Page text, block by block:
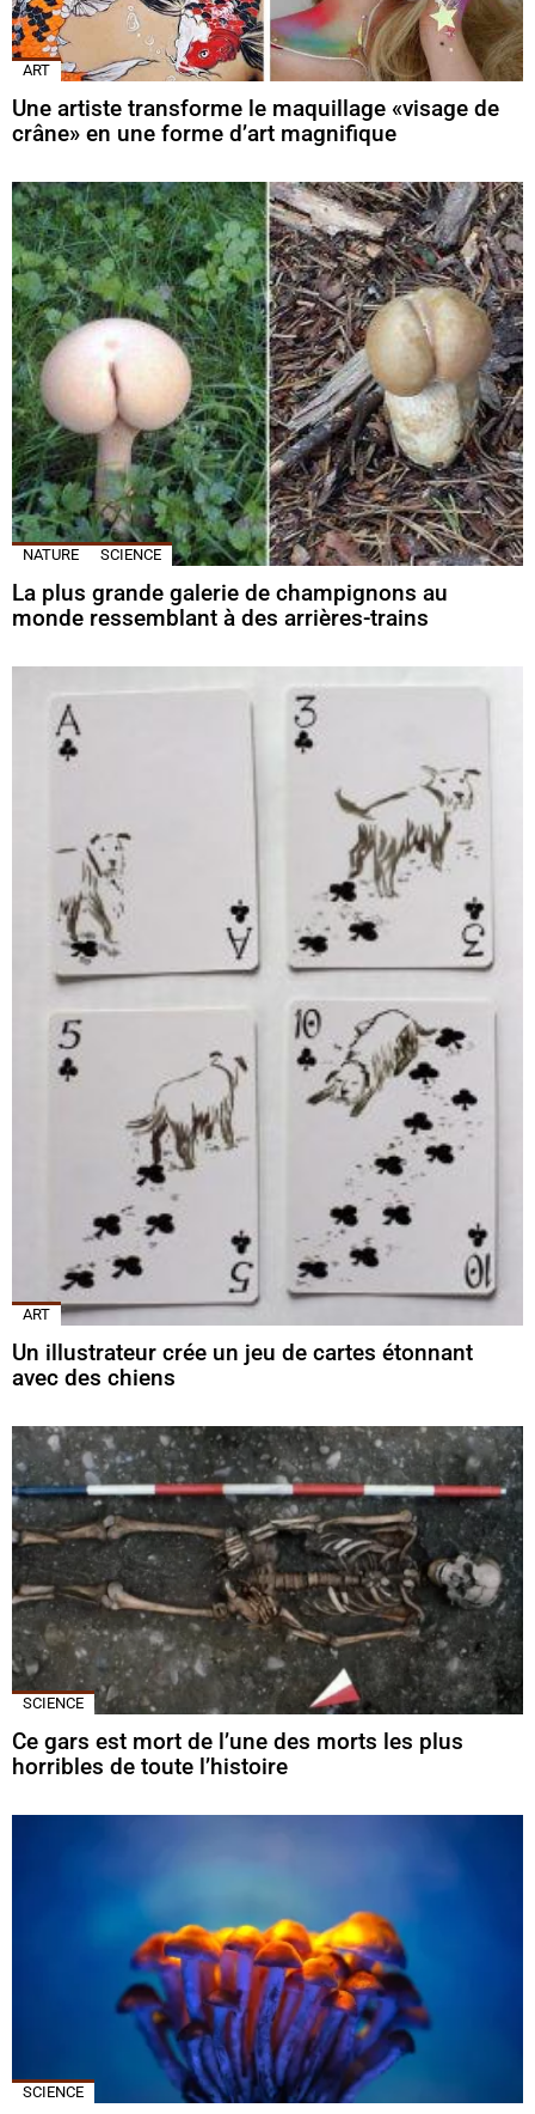
ART
Une artiste transforme le maquillage «visage de
crâne» en une forme d’art magnifique
NATURE SCIENCE
La plus grande galerie de champignons au
monde ressemblant à des arrières-trains
ART
Un illustrateur crée un jeu de cartes étonnant
avec des chiens
SCIENCE
Ce gars est mort de l’une des morts les plus
horribles de toute l’histoire
SCIENCE